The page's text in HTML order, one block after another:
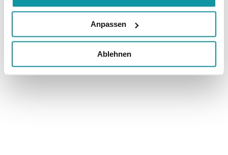
Anpassen
Ablehnen